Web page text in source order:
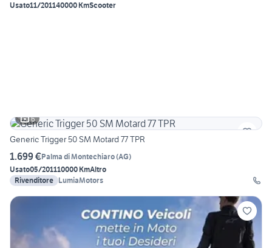
Usato11/201140000 KmScooter
6
Generic Trigger 50 SM Motard 77 TPR
1.699 €Palma di Montechiaro(AG)
Usato05/201110000 KmAltro
Rivenditore LumiaMotors